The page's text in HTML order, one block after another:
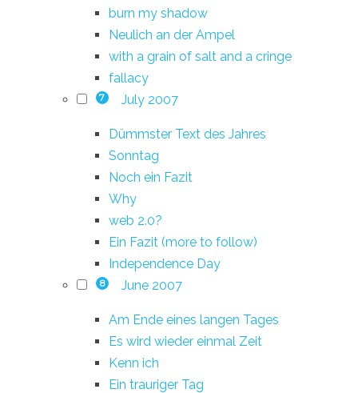
burn my shadow
Neulich an der Ampel
with a grain of salt and a cringe
fallacy
7 July 2007
Dümmster Text des Jahres
Sonntag
Noch ein Fazit
Why
web 2.0?
Ein Fazit (more to follow)
Independence Day
8 June 2007
Am Ende eines langen Tages
Es wird wieder einmal Zeit
Kenn ich
Ein trauriger Tag